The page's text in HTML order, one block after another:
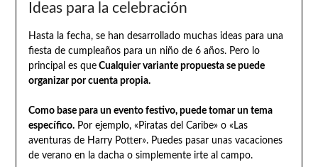
Ideas para la celebración
Hasta la fecha, se han desarrollado muchas ideas para una
fiesta de cumpleaños para un niño de 6 años. Pero lo
principal es queCualquier variante propuesta se puede
organizar por cuenta propia.
Como base para un evento festivo, puede tomar un tema
específico.Por ejemplo, «Piratas del Caribe» o «Las
aventuras de Harry Potter». Puedes pasar unas vacaciones
de verano en la dacha o simplemente irte al campo.